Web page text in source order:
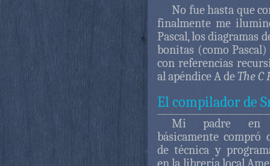
No fue hasta que
finalmente me
Pascal, los diagramas
bonitas (como
con referencias
al apéndice A deThe C
El compilador de
Mi padre en
básicamente compró
de técnica y
en la librería local